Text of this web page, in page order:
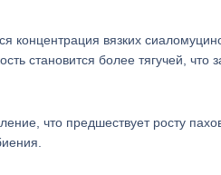
концентрация вязких
становится более тягучей, что
что предшествует росту